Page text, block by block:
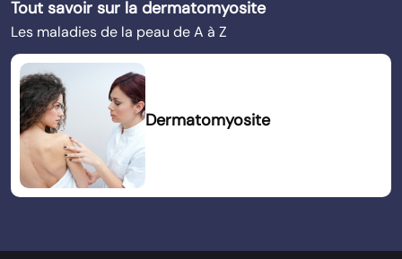
Tout savoir sur la dermatomyosite
Les maladies de la peau de A à Z
Dermatomyosite